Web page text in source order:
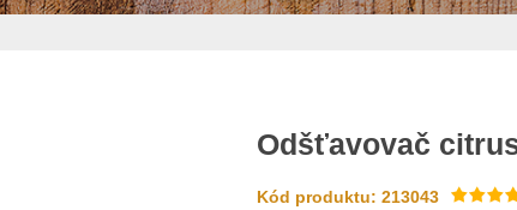
Odšťavovač
Kód produktu: 213043